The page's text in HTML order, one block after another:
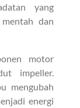
yang
dan
motor
impeller.
mengubah
energi